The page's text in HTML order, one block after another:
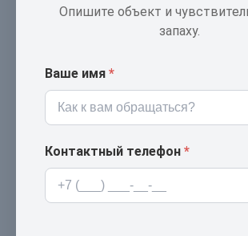
Опишите объект и
запаху.
Ваше имя *
Контактный телефон *